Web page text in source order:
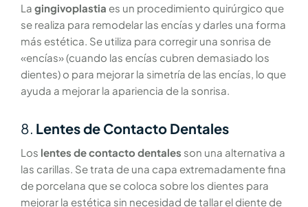
La gingivoplastia es un procedimiento quirúrgico que
se realiza para remodelar las encías y darles una forma
más estética. Se utiliza para corregir una sonrisa de
«encías» (cuando las encías cubren demasiado los
dientes) o para mejorar la simetría de las encías, lo que
ayuda a mejorar la apariencia de la sonrisa.
8. Lentes de Contacto Dentales
Los lentes de contacto dentales son una alternativa a
las carillas. Se trata de una capa extremadamente fina
de porcelana que se coloca sobre los dientes para
mejorar la estética sin necesidad de tallar el diente de